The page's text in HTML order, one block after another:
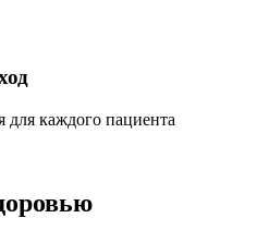
каждого пациента